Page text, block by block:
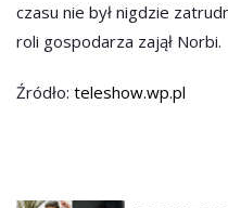
czasu nie był nigdzie
roli gospodarza zajął Norbi.
Źródło: teleshow.wp.pl